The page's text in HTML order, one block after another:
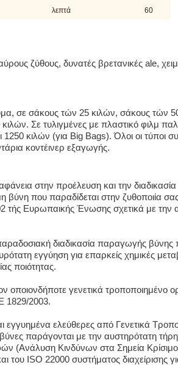
λεπτά 60
ζύθους, δυνατές βρετανικές ale,
σε σάκους τών 25 κιλών, σάκους τών
Σε τυλιγμένες με πλαστικό φιλμ
1250 κιλών (για Big Bags). Όλοι οι τύποι
κοντέινερ εξαγωγής.
στην προέλευση και την
βύνη που παραδίδεται στην ζυθοποιία
τής Ευρωπαικής Ένωσης σχετικά με την
διαδικασία παραγωγής βύνης
εγγύηση για επαρκείς χημικές
ποιότητας.
οποιονδήποτε γενετικά τροποποιημένο
1829/2003.
εγγυημένα ελεύθερες από Γενετικά
παράγονται με την αυστηρότατη
(Ανάλυση Κινδύνων στα Σημεία
του ISO 22000 συστήματος διαχείρισης